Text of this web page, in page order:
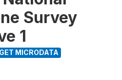
Survey
1
MICRODATA